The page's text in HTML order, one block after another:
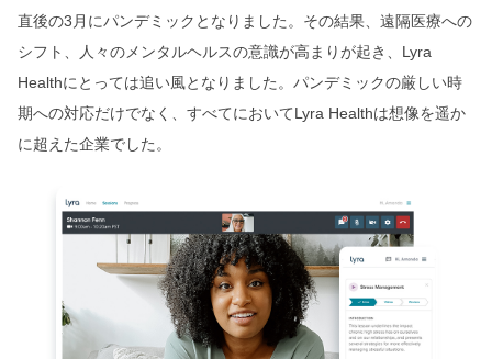
直後の3月にパンデミックとなりました。その結果、遠隔医療への
シフト、人々のメンタルヘルスの意識が高まりが起き、Lyra
Healthにとっては追い風となりました。パンデミックの厳しい時
期への対応だけでなく、すべてにおいてLyra Healthは想像を遥か
に超えた企業でした。